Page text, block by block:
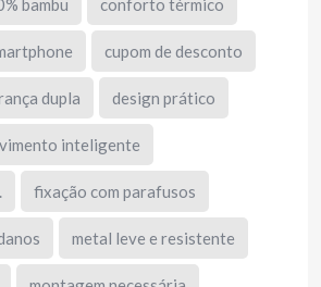
cupom de desconto
dupla design prático
inteligente
fixação com parafusos
metal leve e resistente